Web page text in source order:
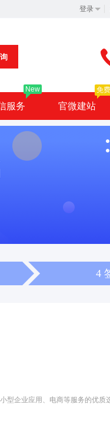
登录
服务
New
官微建站
免费
4
型企业应用、电商等服务的优质